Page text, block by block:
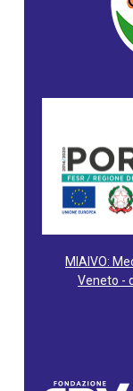
MIAIVO:
Veneto -